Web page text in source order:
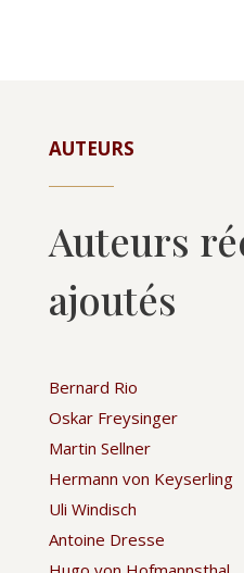
AUTEURS
Auteurs
ajoutés
Bernard Rio
Oskar Freysinger
Martin Sellner
Hermann von Keyserling
Uli Windisch
Antoine Dresse